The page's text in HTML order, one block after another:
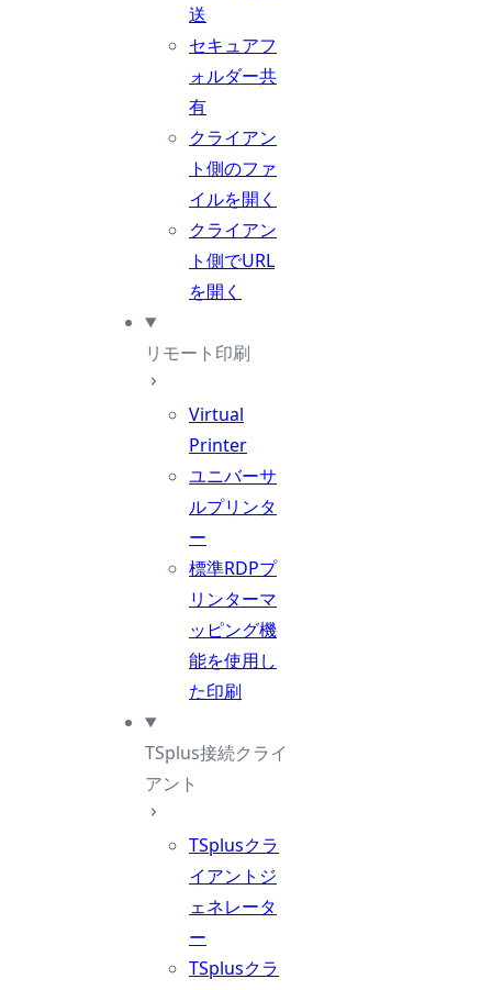
送
セキュアフ
ォルダー共
有
クライアン
ト側のファ
イルを開く
クライアン
ト側でURL
を開く
リモート印刷
Virtual
Printer
ユニバーサ
ルプリンタ
ー
標準RDPプ
リンターマ
ッピング機
能を使用し
た印刷
TSplus接続クライ
アント
TSplusクラ
イアントジ
ェネレータ
ー
TSplusクラ